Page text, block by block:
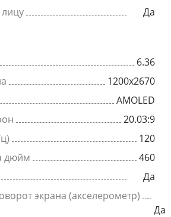
Да
6.36
1200x2670
AMOLED
20.03:9
120
дюйм
460
Да
экрана (акселерометр)
Да